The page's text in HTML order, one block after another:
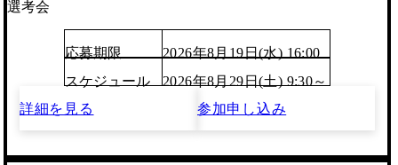
選考会
応募期限
2026年8月19日(水) 16:00
スケジュール
2026年8月29日(土) 9:30～
詳細を見る
参加申し込み